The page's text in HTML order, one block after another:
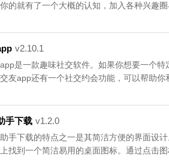
的就有了一个大概的认知，加入各种兴趣
v2.10.1
是一款趣味社交软件。如果你想要一个特
友app还有一个社交约会功能，可以帮助
手下载 v1.2.0
手下载的特点之一是其简洁方便的界面设
找到一个简洁易用的桌面图标。通过点击